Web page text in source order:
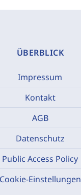
ÜBERBLICK
Impressum
Kontakt
AGB
Datenschutz
Public Access Policy
Cookie-Einstellungen